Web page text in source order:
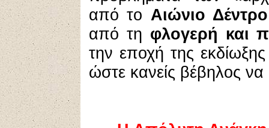
από το Αιώνιο
από τη φλογερή και
την εποχή της
ώστε κανείς βέβηλος να